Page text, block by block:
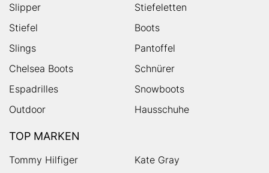
Slipper
Stiefeletten
Stiefel
Boots
Slings
Pantoffel
Chelsea Boots
Schnürer
Espadrilles
Snowboots
Outdoor
Hausschuhe
TOP MARKEN
Tommy Hilfiger
Kate Gray